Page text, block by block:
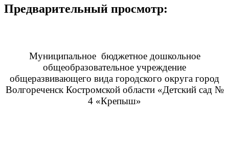
Предварительный просмотр:
Муниципальное бюджетное дошкольное
общеобразовательное учреждение
общеразвивающего вида городского округа город
Волгореченск Костромской области «Детский сад №
4 «Крепыш»